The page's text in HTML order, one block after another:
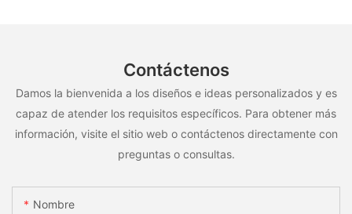
Contáctenos
Damos la bienvenida a los diseños e ideas personalizados y es
capaz de atender los requisitos específicos. Para obtener más
información, visite el sitio web o contáctenos directamente con
preguntas o consultas.
Nombre